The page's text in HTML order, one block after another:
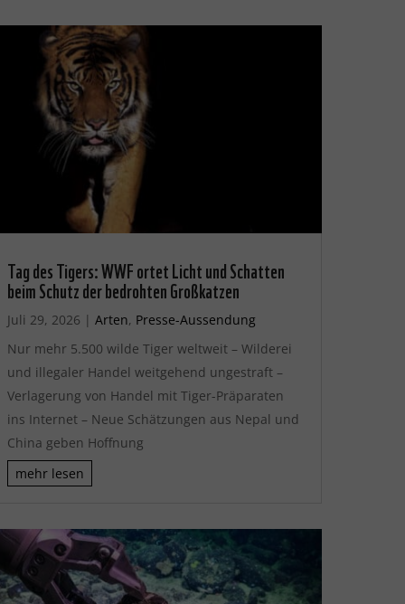
Tag des Tigers: WWF ortet Licht und Schatten
beim Schutz der bedrohten Großkatzen
Juli 29, 2026 | Arten, Presse-Aussendung
Nur mehr 5.500 wilde Tiger weltweit – Wilderei
und illegaler Handel weitgehend ungestraft –
Verlagerung von Handel mit Tiger-Präparaten
ins Internet – Neue Schätzungen aus Nepal und
China geben Hoffnung
mehr lesen